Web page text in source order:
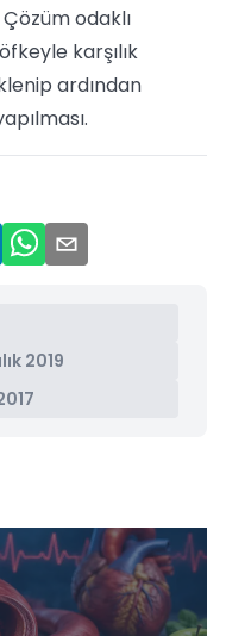
odaklı
karşılık
ardından
2019